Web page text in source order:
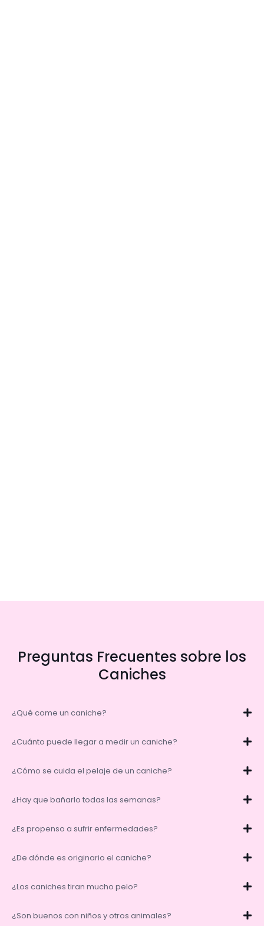
Preguntas Frecuentes sobre los
Caniches
¿Qué come un caniche?
¿Cuánto puede llegar a medir un caniche?
¿Cómo se cuida el pelaje de un caniche?
¿Hay que bañarlo todas las semanas?
¿Es propenso a sufrir enfermedades?
¿De dónde es originario el caniche?
¿Los caniches tiran mucho pelo?
¿Son buenos con niños y otros animales?